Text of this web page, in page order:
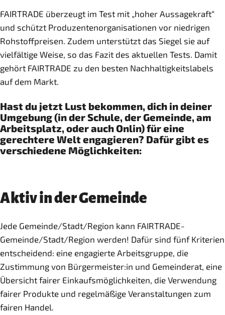
FAIRTRADE überzeugt im Test mit „hoher Aussagekraft“
und schützt Produzentenorganisationen vor niedrigen
Rohstoffpreisen. Zudem unterstützt das Siegel sie auf
vielfältige Weise, so das Fazit des aktuellen Tests. Damit
gehört FAIRTRADE zu den besten Nachhaltigkeitslabels
auf dem Markt.
Hast du jetzt Lust bekommen, dich in deiner
Umgebung (in der Schule, der Gemeinde, am
Arbeitsplatz, oder auch Onlin) für eine
gerechtere Welt engagieren? Dafür gibt es
verschiedene Möglichkeiten:
Aktiv in der Gemeinde
Jede Gemeinde/Stadt/Region kann FAIRTRADE-
Gemeinde/Stadt/Region werden! Dafür sind fünf Kriterien
entscheidend: eine engagierte Arbeitsgruppe, die
Zustimmung von Bürgermeister:in und Gemeinderat, eine
Übersicht fairer Einkaufsmöglichkeiten, die Verwendung
fairer Produkte und regelmäßige Veranstaltungen zum
fairen Handel.